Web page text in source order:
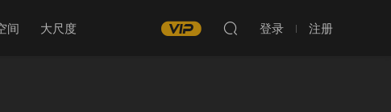
间 大尺度 登录 注册